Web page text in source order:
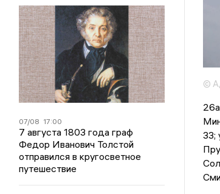
07/08 17:00
7 августа 1803 года граф
Федор Иванович Толстой
отправился в кругосветное
путешествие
©
33;